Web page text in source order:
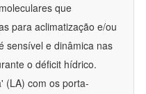
que
para aclimatização e/ou
sensível e dinâmica nas
o déficit hídrico.
(LA) com os porta-